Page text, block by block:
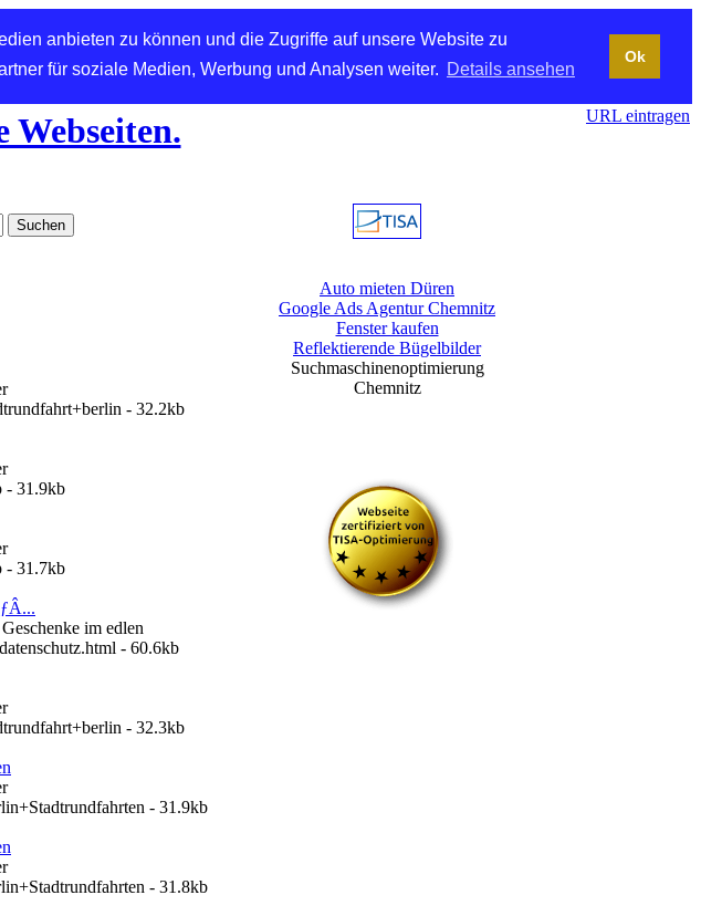
anbieten zu können und die Zugriffe auf unsere Website zu
für soziale Medien, Werbung und Analysen weiter. Details ansehen
Ok
Webseiten. URL eintragen
- 32.2kb
- 31.9kb
- 31.7kb
im edlen
- 60.6kb
- 32.3kb
- 31.9kb
- 31.8kb
Auto mieten Düren
Google Ads Agentur Chemnitz
Fenster kaufen
Reflektierende Bügelbilder
Suchmaschinenoptimierung
Chemnitz